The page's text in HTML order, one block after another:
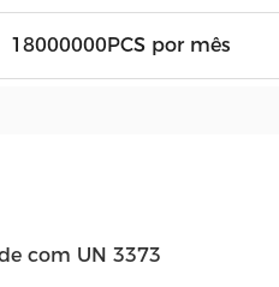
18000000PCS por mês
com UN 3373